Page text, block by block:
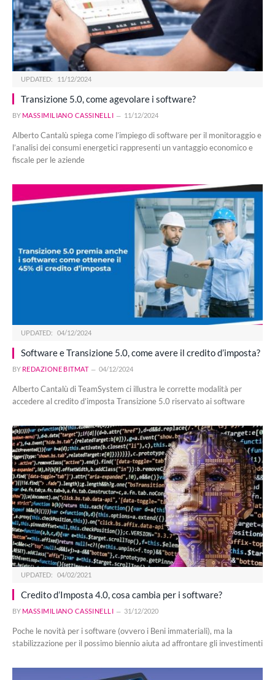
UPDATED: 11/12/2024
Transizione 5.0, come agevolare i software?
BY MASSIMILIANO CASSINELLI 11/12/2024
Alberto Cantalù spiega come l’impiego di software per il monitoraggio e
l’analisi dei consumi energetici rappresenti un vantaggio economico e
fiscale per le aziende
UPDATED: 04/12/2024
Software e Transizione 5.0, come avere il credito d’imposta?
BY REDAZIONE BITMAT 04/12/2024
Alberto Cantalù di TeamSystem ci illustra le corrette modalità per
accedere al credito d’imposta Transizione 5.0 riservato ai software
UPDATED: 04/02/2021
Credito d’Imposta 4.0, cosa cambia per i software?
BY MASSIMILIANO CASSINELLI 31/12/2020
Poche le novità per i software (ovvero i Beni immateriali), ma la
stabilizzazione per il possimo biennio aiuta ad affrontare gli investimenti